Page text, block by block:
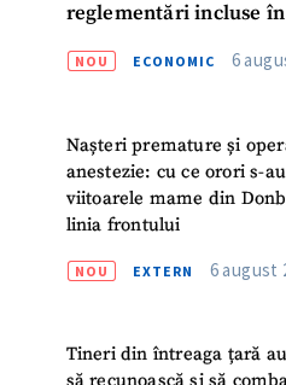
reglementări incluse
NOU ECONOMIC 6
Nașteri premature și
anestezie: cu ce orori s-
viitoarele mame din
linia frontului
NOU EXTERN 6 august
Tineri din întreaga țară